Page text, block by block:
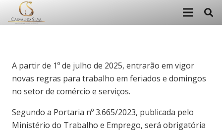
A partir de 1º de julho de 2025, entrarão em vigor
novas regras para trabalho em feriados e domingos
no setor de comércio e serviços.
Segundo a Portaria nº 3.665/2023, publicada pelo
Ministério do Trabalho e Emprego, será obrigatória